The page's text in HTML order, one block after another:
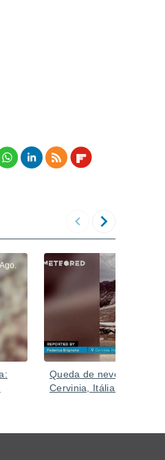
Queda de neve
Cervinia, Itália.